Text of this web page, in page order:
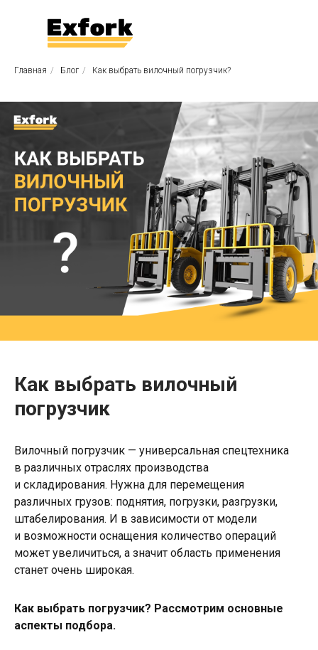
Главная / Блог / Как выбрать вилочный погрузчик?
Как выбрать вилочный
погрузчик
Вилочный погрузчик — универсальная спецтехника
в различных отраслях производства
и складирования. Нужна для перемещения
различных грузов: поднятия, погрузки, разгрузки,
штабелирования. И в зависимости от модели
и возможности оснащения количество операций
может увеличиться, а значит область применения
станет очень широкая.
Как выбрать погрузчик? Рассмотрим основные
аспекты подбора.